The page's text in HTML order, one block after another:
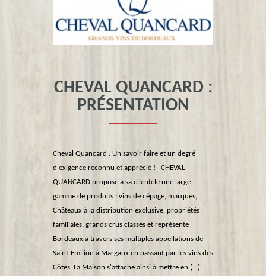
CHEVAL QUANCARD :
PRÉSENTATION
Cheval Quancard : Un savoir faire et un degré
d'exigence reconnu et apprécié ! CHEVAL
QUANCARD propose à sa clientèle une large
gamme de produits : vins de cépage, marques,
Châteaux à la distribution exclusive, propriétés
familiales, grands crus classés et représente
Bordeaux à travers ses multiples appellations de
Saint-Emilion à Margaux en passant par les vins des
Côtes. La Maison s'attache ainsi à mettre en (...)